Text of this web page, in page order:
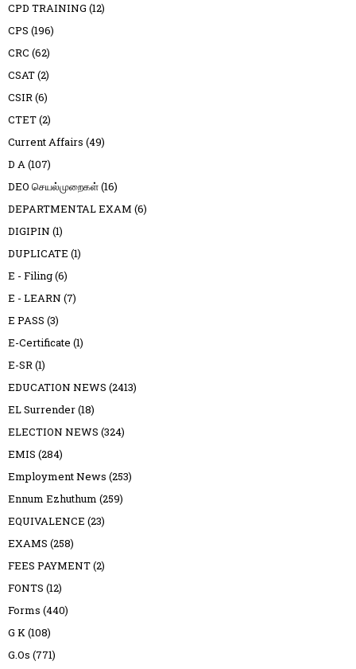
CPD TRAINING (12)
CPS (196)
CRC (62)
CSAT(2)
CSIR(6)
CTET(2)
Current Affairs (49)
D A(107)
DEO செயல்முறைகள்(16)
DEPARTMENTAL EXAM (6)
DIGIPIN (1)
DUPLICATE (1)
E - Filing(6)
E - LEARN (7)
E PASS (3)
E-Certificate (1)
E-SR(1)
EDUCATION NEWS (2413)
EL Surrender(18)
ELECTION NEWS (324)
EMIS (284)
Employment News (253)
Ennum Ezhuthum (259)
EQUIVALENCE (23)
EXAMS (258)
FEES PAYMENT(2)
FONTS (12)
Forms (440)
G K(108)
G.Os (771)